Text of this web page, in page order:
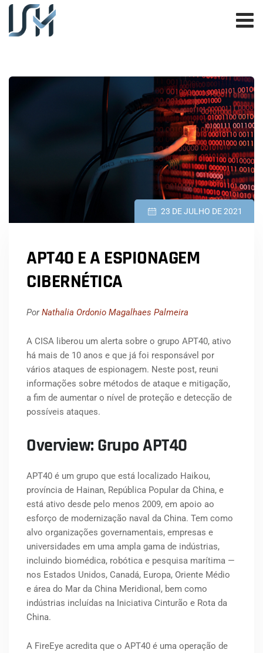
23 DE JULHO DE 2021
APT40 E A ESPIONAGEM
CIBERNÉTICA
PorNathalia Ordonio Magalhaes Palmeira
A CISA liberou um alerta sobre o grupo APT40, ativo
há mais de 10 anos e que já foi responsável por
vários ataques de espionagem. Neste post, reuni
informações sobre métodos de ataque e mitigação,
a fim de aumentar o nível de proteção e detecção de
possíveis ataques.
Overview: Grupo APT40
APT40 é um grupo que está localizado Haikou,
província de Hainan, República Popular da China, e
está ativo desde pelo menos 2009, em apoio ao
esforço de modernização naval da China. Tem como
alvo organizações governamentais, empresas e
universidades em uma ampla gama de indústrias,
incluindo biomédica, robótica e pesquisa marítima —
nos Estados Unidos, Canadá, Europa, Oriente Médio
e área do Mar da China Meridional, bem como
indústrias incluídas na Iniciativa Cinturão e Rota da
China.
A FireEye acredita que o APT40 é uma operação de